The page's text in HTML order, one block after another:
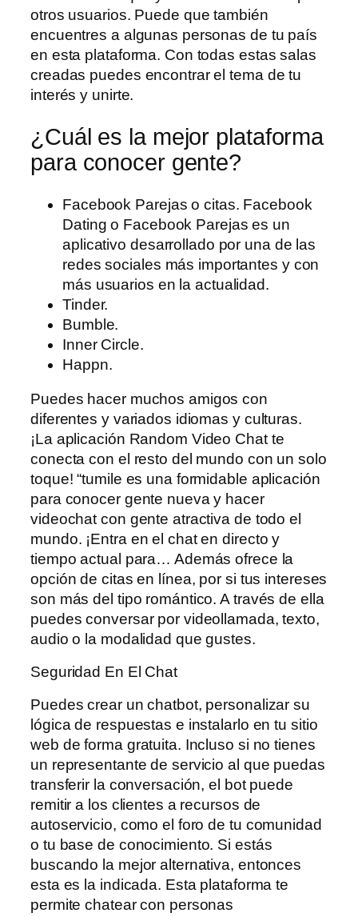
otros usuarios. Puede que también
encuentres a algunas personas de tu país
en esta plataforma. Con todas estas salas
creadas puedes encontrar el tema de tu
interés y unirte.
¿Cuál es la mejor plataforma
para conocer gente?
Facebook Parejas o citas. Facebook
Dating o Facebook Parejas es un
aplicativo desarrollado por una de las
redes sociales más importantes y con
más usuarios en la actualidad.
Tinder.
Bumble.
Inner Circle.
Happn.
Puedes hacer muchos amigos con
diferentes y variados idiomas y culturas.
¡La aplicación Random Video Chat te
conecta con el resto del mundo con un solo
toque! “tumile es una formidable aplicación
para conocer gente nueva y hacer
videochat con gente atractiva de todo el
mundo. ¡Entra en el chat en directo y
tiempo actual para… Además ofrece la
opción de citas en línea, por si tus intereses
son más del tipo romántico. A través de ella
puedes conversar por videollamada, texto,
audio o la modalidad que gustes.
Seguridad En El Chat
Puedes crear un chatbot, personalizar su
lógica de respuestas e instalarlo en tu sitio
web de forma gratuita. Incluso si no tienes
un representante de servicio al que puedas
transferir la conversación, el bot puede
remitir a los clientes a recursos de
autoservicio, como el foro de tu comunidad
o tu base de conocimiento. Si estás
buscando la mejor alternativa, entonces
esta es la indicada. Esta plataforma te
permite chatear con personas